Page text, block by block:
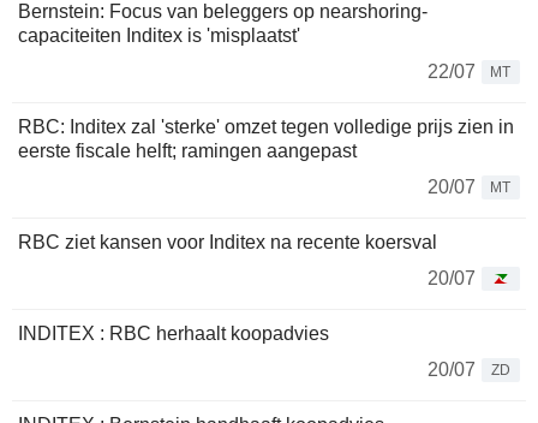
Bernstein: Focus van beleggers op nearshoring-
capaciteiten Inditex is 'misplaatst'
22/07
MT
RBC: Inditex zal 'sterke' omzet tegen volledige prijs zien in
eerste fiscale helft; ramingen aangepast
20/07
MT
RBC ziet kansen voor Inditex na recente koersval
20/07
INDITEX : RBC herhaalt koopadvies
20/07
ZD